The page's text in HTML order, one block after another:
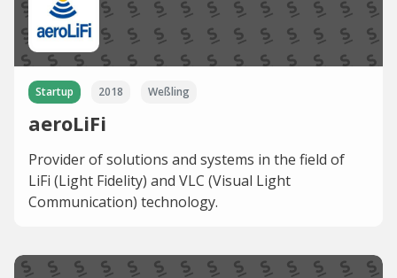
Startup 2018 Weßling
aeroLiFi
Provider of solutions and systems in the field of
LiFi (Light Fidelity) and VLC (Visual Light
Communication) technology.